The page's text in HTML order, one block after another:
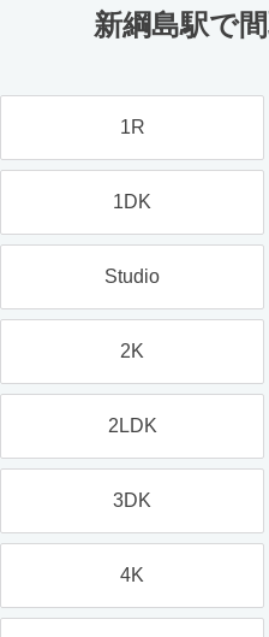
新綱島駅で
1R
1DK
Studio
2K
2LDK
3DK
4K